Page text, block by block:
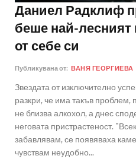
Даниел Радклиф
беше най-лесният
от себе си
Публикувана от: ВАНЯ ГЕОРГИЕВА
Звездата от изключително
разкри, че има такъв проблем,
не близва алкохол, а днес
неговата пристрастеност.
забавлявам, се появяваха
чувствам неудобно...